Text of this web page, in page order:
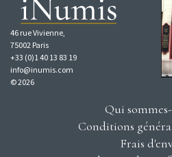
46 rue Vivienne,
75002 Paris
+33 (0)1 40 13 83 19
info@inumis.com
© 2026
Qui
Conditions
Frais